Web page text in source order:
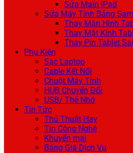
Sửa Main iPad
Sửa Máy Tính Bảng
Thay Màn Hình
Thay Mặt Kính
Thay Pin Tablet
Phụ Kiện
Sạc Laptop
Cable Kết Nối
Chuột Máy Tính
HUB Chuyển Đổi
USB/ Thẻ Nhớ
Tin Tức
Thủ Thuật Hay
Tin Công Nghệ
Khuyến mại
Bảng Giá Dịch Vụ